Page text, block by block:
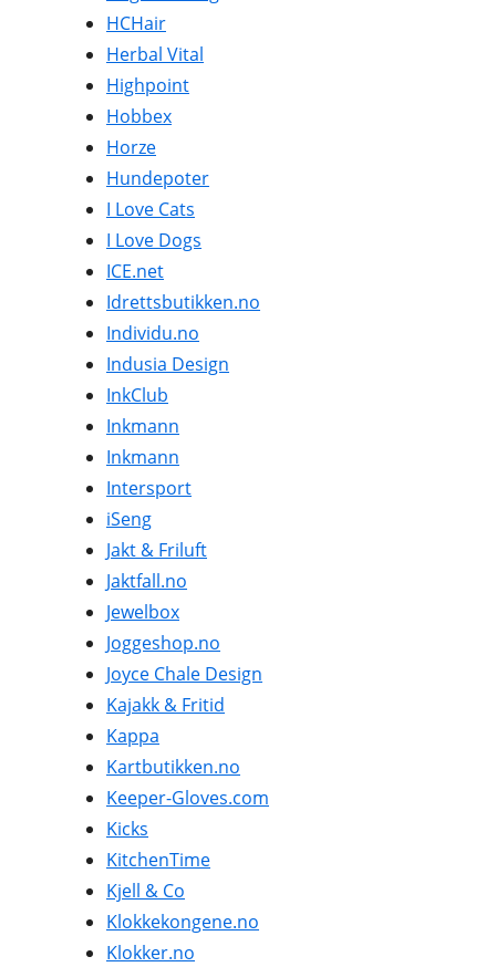
HCHair
Herbal Vital
Highpoint
Hobbex
Horze
Hundepoter
I Love Cats
I Love Dogs
ICE.net
Idrettsbutikken.no
Individu.no
Indusia Design
InkClub
Inkmann
Inkmann
Intersport
iSeng
Jakt & Friluft
Jaktfall.no
Jewelbox
Joggeshop.no
Joyce Chale Design
Kajakk & Fritid
Kappa
Kartbutikken.no
Keeper-Gloves.com
Kicks
KitchenTime
Kjell & Co
Klokkekongene.no
Klokker.no